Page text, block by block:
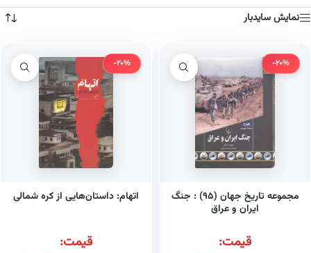
نمایش سایدبار
-20%
مجموعه تاریخ جهان (۹۵) : جنگ
ایران و عراق
قیمت:
-20%
اتهام: داستان‌هایی از کره شمالی
قیمت: